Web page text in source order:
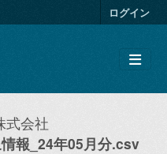
ログイン
式会社
報_24年05月分.csv